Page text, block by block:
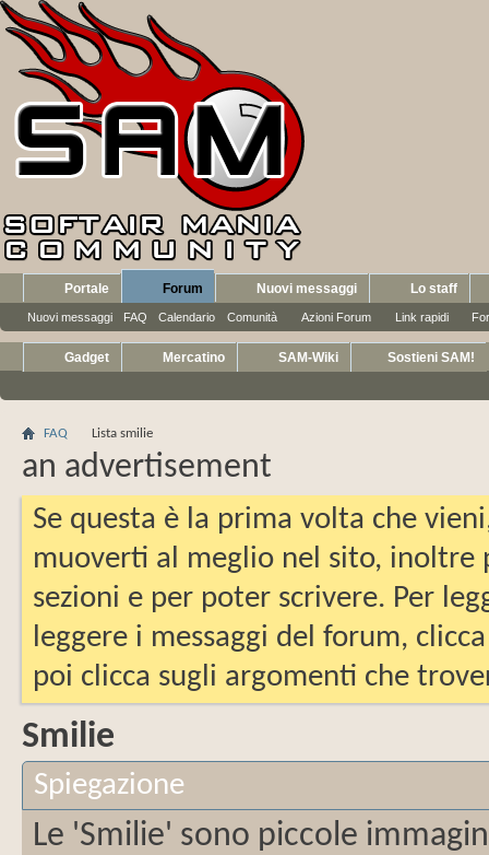
Portale Forum
Nuovi messaggi FAQ Calendario Comunità Azioni Forum Link rapidi
Nuovi messaggi Lo staff
Gadget Mercatino SAM-Wiki Sostieni SAM!
FAQ Lista smilie
an advertisement
Se questa è la prima volta che
muoverti al meglio nel sito, inoltre
sezioni e per poter scrivere. Per
leggere i messaggi del forum,
poi clicca sugli argomenti che
Smilie
Spiegazione
Le 'Smilie' sono piccole